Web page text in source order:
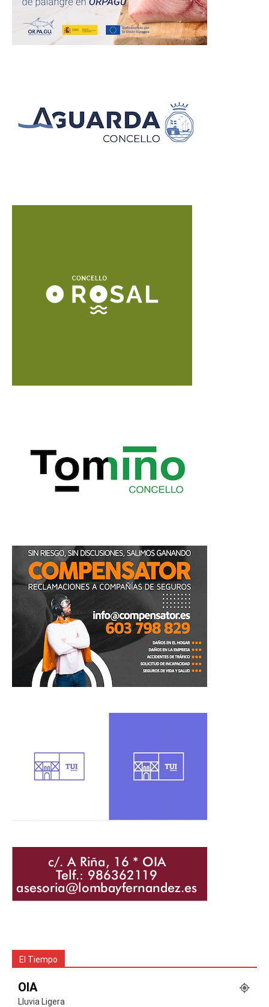
El Tiempo
OIA
Lluvia Ligera